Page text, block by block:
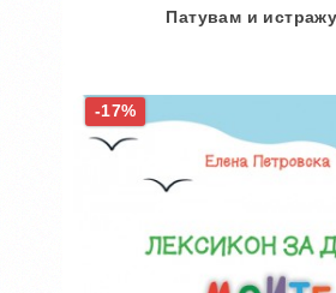
Патувам и
Во
Додај во
-17%